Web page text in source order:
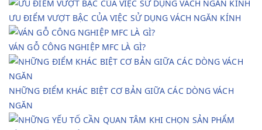
ƯU ĐIỂM VƯỢT BẬC CỦA VIỆC SỬ DỤNG VÁCH NGĂN KÍNH
VÁN GỖ CÔNG NGHIỆP MFC LÀ GÌ?
NHỮNG ĐIỂM KHÁC BIỆT CƠ BẢN GIỮA CÁC DÒNG VÁCH
NGĂN